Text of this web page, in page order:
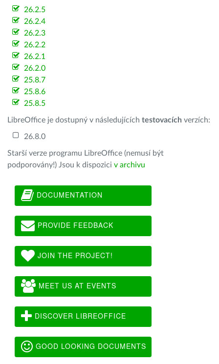
26.2.5
26.2.4
26.2.3
26.2.2
26.2.1
26.2.0
25.8.7
25.8.6
25.8.5
LibreOffice je dostupný v následujících testovacích verzích:
26.8.0
Starší verze programu LibreOffice (nemusí být
podporovány!) Jsou k dispozici v archivu
DOCUMENTATION
PROVIDE FEEDBACK
JOIN THE PROJECT!
MEET US AT EVENTS
DISCOVER LIBREOFFICE
GOOD LOOKING DOCUMENTS